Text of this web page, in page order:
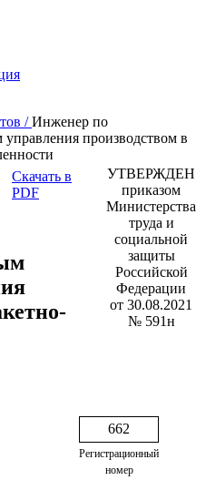
/Инженер по
производством в
Скачать в
PDF
УТВЕРЖДЕН
приказом
Министерства
труда и
социальной
защиты
Российской
Федерации
от 30.08.2021
№ 591н
662
Регистрационный
номер